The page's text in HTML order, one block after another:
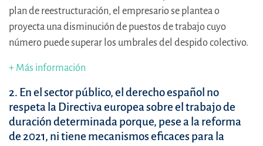
plan de reestructuración, el empresario se plantea o
proyecta una disminución de puestos de trabajo cuyo
número puede superar los umbrales del despido colectivo.
+ Más información
2. En el sector público, el derecho español no
respeta la Directiva europea sobre el trabajo de
duración determinada porque, pese a la reforma
de 2021, ni tiene mecanismos eficaces para la